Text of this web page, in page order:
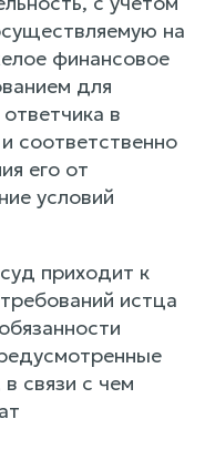
на
финансовое
для
в
соответственно
его от
условий
приходит к
истца
связи с чем